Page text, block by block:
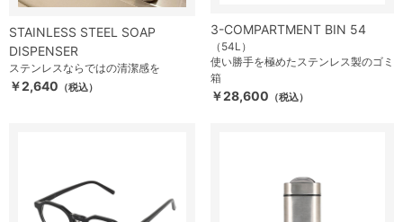
STAINLESS STEEL SOAP
DISPENSER
ステンレスならではの清潔感を
￥2,640 （税込）
3-COMPARTMENT BIN 54
（54L）
使い勝手を極めたステンレス製のゴミ
箱
￥28,600 （税込）